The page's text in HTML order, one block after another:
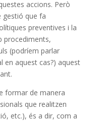
accions. Però
gestió que fa
preventives i la
procediments,
(podríem parlar
en aquest cas?) aquest
formar de manera
que realitzen
etc.), és a dir, com a